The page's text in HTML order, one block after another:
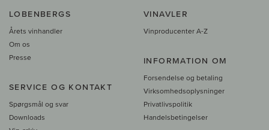
LOBENBERGS
Årets vinhandler
Om os
Presse
SERVICE OG KONTAKT
Spørgsmål og svar
Downloads
VINAVLER
Vinproducenter A-Z
INFORMATION OM
Forsendelse og betaling
Virksomhedsoplysninger
Privatlivspolitik
Handelsbetingelser